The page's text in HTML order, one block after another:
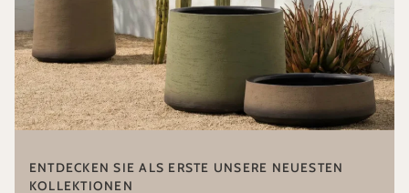
ENTDECKEN SIE ALS ERSTE UNSERE NEUESTEN
KOLLEKTIONEN